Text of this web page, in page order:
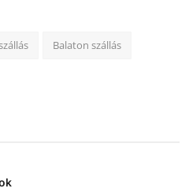
Balaton szállás